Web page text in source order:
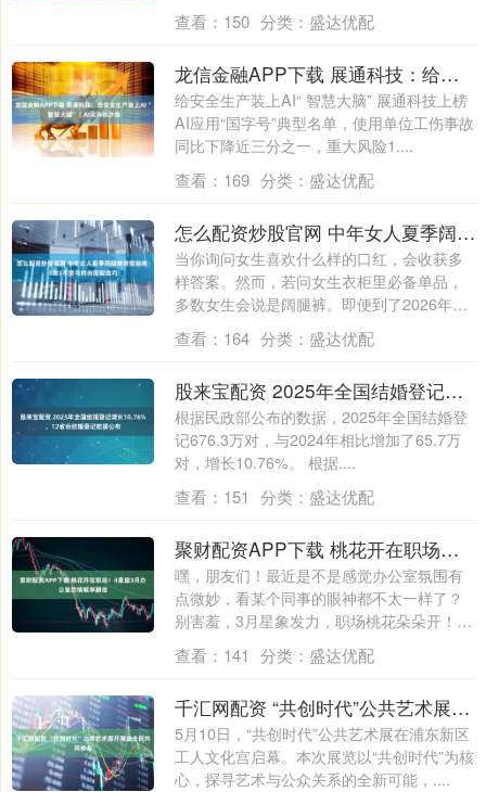
查看： 150 分类： 盛达优配
龙信金融APP下载 展通科技：给安全生产装上AI“ 智慧大脑”｜AI尖兵长沙造
给安全生产装上AI“ 智慧大脑” 展通科技上榜
AI应用“国字号”典型名单，使用单位工伤事故
同比下降近三分之一，重大风险1....
查看： 169 分类： 盛达优配
怎么配资炒股官网 中年女人夏季阔腿裤穿搭指南：3穿3不穿与时尚搭配技巧
当你询问女生喜欢什么样的口红，会收获多
样答案。然而，若问女生衣柜里必备单品，
多数女生会说是阔腿裤。即便到了2026年，
阔....
查看： 164 分类： 盛达优配
股来宝配资 2025年全国结婚登记增长10.76%，12省份结婚登记数据公布
根据民政部公布的数据，2025年全国结婚登
记676.3万对，与2024年相比增加了65.7万
对，增长10.76%。 根据....
查看： 151 分类： 盛达优配
聚财配资APP下载 桃花开在职场！4星座3月办公室恋情概率翻倍
嘿，朋友们！最近是不是感觉办公室氛围有
点微妙，看某个同事的眼神都不太一样了？
别害羞，3月星象发力，职场桃花朵朵开！今
天咱....
查看： 141 分类： 盛达优配
千汇网配资 “共创时代”公共艺术展开展邀全民共同参与
5月10日，“共创时代”公共艺术展在浦东新区
工人文化宫启幕。本次展览以“共创时代”为核
心，探寻艺术与公众关系的全新可能，....